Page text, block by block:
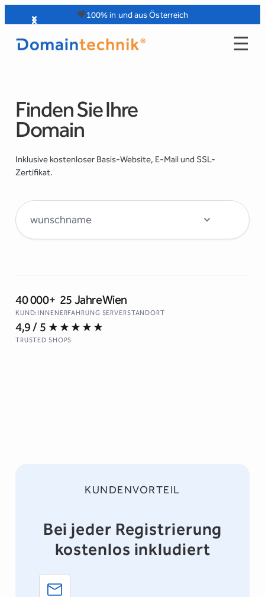
Inhalt
springen
🧡100% in und aus Österreich
☰
Finden Sie Ihre
Domain
Inklusive kostenloser Basis-Website, E-Mail und SSL-
Zertifikat.
↵ Neue Zeile · ⌘↵ / Ctrl+↵ oder Schaltfläche zum Suchen
40 000+
KUND:INNEN
25 Jahre
ERFAHRUNG
Wien
SERVERSTANDORT
4,9 / 5 ★★★★★
TRUSTED SHOPS
KUNDENVORTEIL
Bei jeder Registrierung
kostenlos inkludiert